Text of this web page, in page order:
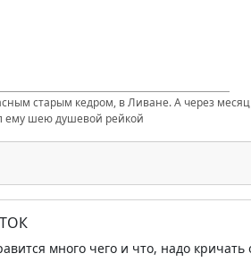
старым кедром, в Ливане. А через
ему шею душевой рейкой
много чего и что, надо